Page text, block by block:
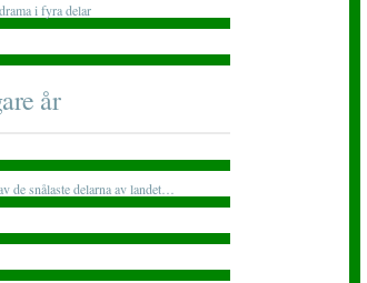
i fyra delar
år
de snålaste delarna av landet…